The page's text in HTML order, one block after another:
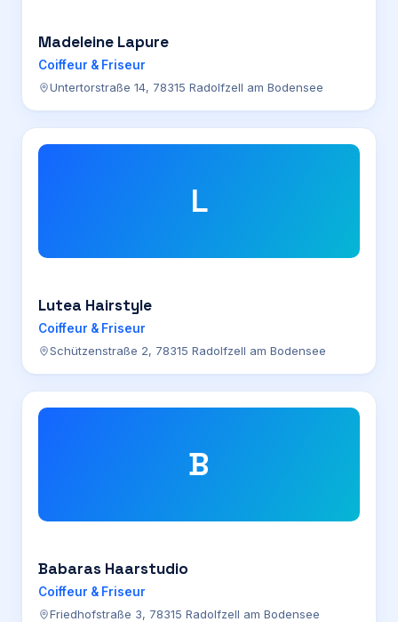
Madeleine Lapure
Coiffeur & Friseur
Untertorstraße 14, 78315 Radolfzell am Bodensee
L
Lutea Hairstyle
Coiffeur & Friseur
Schützenstraße 2, 78315 Radolfzell am Bodensee
B
Babaras Haarstudio
Coiffeur & Friseur
Friedhofstraße 3, 78315 Radolfzell am Bodensee